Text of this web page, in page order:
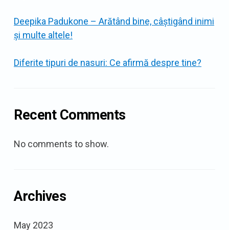
Deepika Padukone – Arătând bine, câștigând inimi
și multe altele!
Diferite tipuri de nasuri: Ce afirmă despre tine?
Recent Comments
No comments to show.
Archives
May 2023